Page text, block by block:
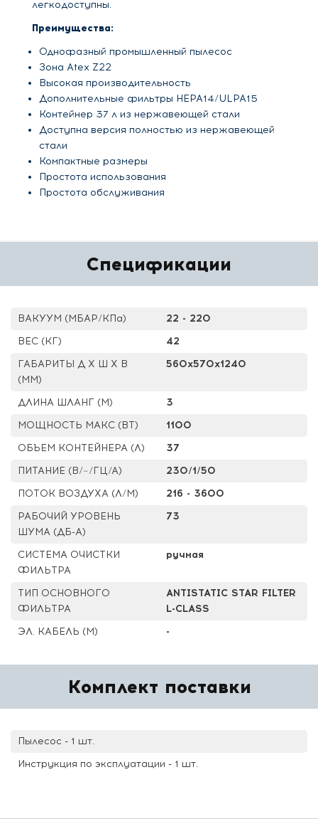
легкодоступны.
Преимущества:
Однофазный промышленный пылесос
Зона Atex Z22
Высокая производительность
Дополнительные фильтры HEPA14/ULPA15
Контейнер 37 л из нержавеющей стали
Доступна версия полностью из нержавеющей
стали
Компактные размеры
Простота использования
Простота обслуживания
Спецификации
ВАКУУМ (МБАР/КПа)
22 - 220
ВЕС (КГ)
42
ГАБАРИТЫ Д Х Ш Х В
(ММ)
560x570x1240
ДЛИНА ШЛАНГ (М)
3
МОЩНОСТЬ МАКС (ВТ)
1100
ОБЪЕМ КОНТЕЙНЕРА (Л)
37
ПИТАНИЕ (В/~/ГЦ/А)
230/1/50
ПОТОК ВОЗДУХА (Л/М)
216 - 3600
РАБОЧИЙ УРОВЕНЬ
ШУМА (ДБ-А)
73
СИСТЕМА ОЧИСТКИ
ФИЛЬТРА
ручная
ТИП ОСНОВНОГО
ФИЛЬТРА
ANTISTATIC STAR FILTER
L-CLASS
ЭЛ. КАБЕЛЬ (М)
-
Комплект поставки
Пылесос - 1 шт.
Инструкция по эксплуатации - 1 шт.